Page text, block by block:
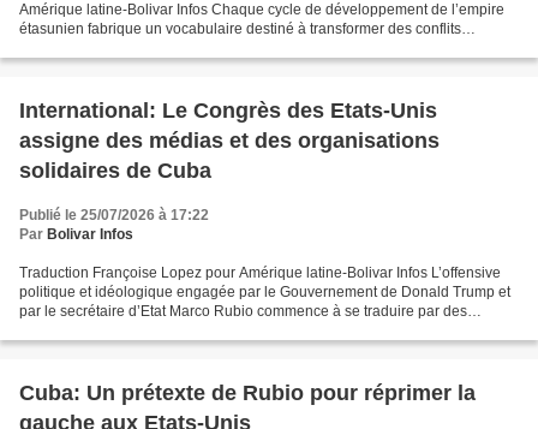
Amérique latine-Bolivar Infos Chaque cycle de développement de l’empire
étasunien fabrique un vocabulaire destiné à transformer des conflits
International: Le Congrès des Etats-Unis
assigne des médias et des organisations
solidaires de Cuba
Publié le 25/07/2026 à 17:22
Par Bolivar Infos
Traduction Françoise Lopez pour Amérique latine-Bolivar Infos L’offensive
politique et idéologique engagée par le Gouvernement de Donald Trump et
par le secrétaire d’Etat Marco Rubio commence à se traduire par des
Cuba: Un prétexte de Rubio pour réprimer la
gauche aux Etats-Unis